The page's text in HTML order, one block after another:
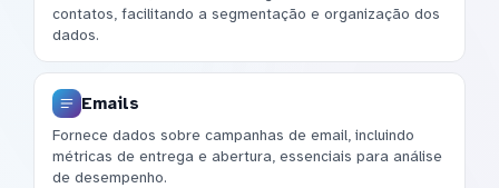
contatos, facilitando a segmentação e organização dos
dados.
Emails
Fornece dados sobre campanhas de email, incluindo
métricas de entrega e abertura, essenciais para análise
de desempenho.